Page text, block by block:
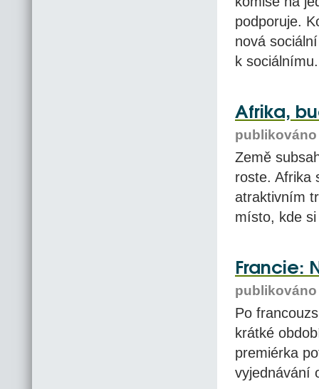
podporuje.
nová
k
Afrika,
publikováno
Země
roste. Afrika
atraktivním
místo, kde
Francie:
publikováno
Po
krátké
premiérka
vyjednávání